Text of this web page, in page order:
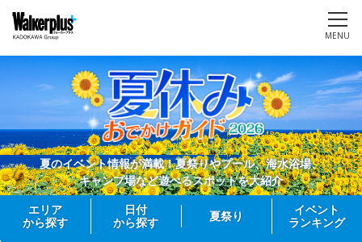
MENU
夏のイベント情報が満載！夏祭りやプール、海水浴場、
キャンプ場など遊べるスポットを大紹介
エリア
から探す
日付
から探す
夏祭り
イベント
ランキング